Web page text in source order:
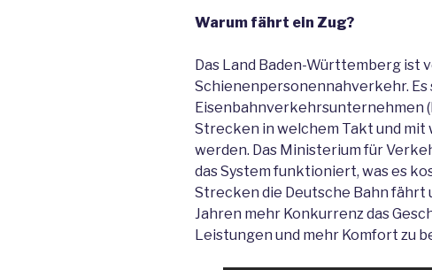
Warum fährt ein Zug?
Das Land Baden-Württemberg ist
Schienenpersonennahverkehr.
Eisenbahnverkehrsunternehmen
Strecken in welchem Takt und
werden. Das Ministerium für
das System funktioniert, was es
Strecken die Deutsche Bahn fährt
Jahren mehr Konkurrenz das
Leistungen und mehr Komfort zu